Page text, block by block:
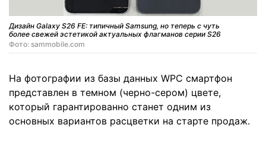
Дизайн Galaxy S26 FE: типичный Samsung, но теперь с чуть
более свежей эстетикой актуальных флагманов серии S26
Фото: sammobile.com
На фотографии из базы данных WPC смартфон
представлен в темном (черно-сером) цвете,
который гарантированно станет одним из
основных вариантов расцветки на старте продаж.